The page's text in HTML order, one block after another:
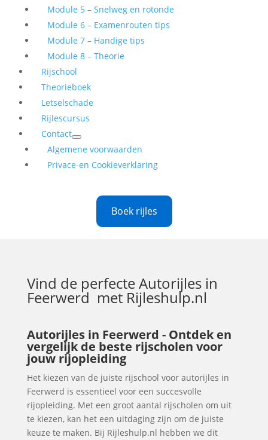
Module 5 – Snelweg en rotonde
Module 6 – Examenrouten tips
Module 7 – Handige tips
Module 8 – Theorie
Rijschool
Theorieboek
Letselschade
Rijlescursus
Contact
Algemene voorwaarden
Privace-en Cookieverklaring
Boek rijles
Vind de perfecteAutorijles in
Feerwerd met Rijleshulp.nl
Autorijles in Feerwerd - Ontdek en
vergelijk de beste rijscholen voor
jouw rijopleiding
Het kiezen van de juiste rijschool voor autorijles in
Feerwerd is essentieel voor een succesvolle
rijopleiding. Met een groot aantal rijscholen om uit
te kiezen, kan het een uitdaging zijn om de juiste
keuze te maken. Bij Rijleshulp.nl hebben we dit